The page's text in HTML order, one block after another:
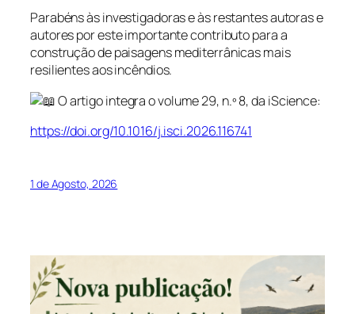
Parabéns às investigadoras e às restantes autoras e
autores por este importante contributo para a
construção de paisagens mediterrânicas mais
resilientes aos incêndios.
O artigo integra o volume 29, n.º 8, da iScience:
https://doi.org/10.1016/j.isci.2026.116741
1 de Agosto, 2026